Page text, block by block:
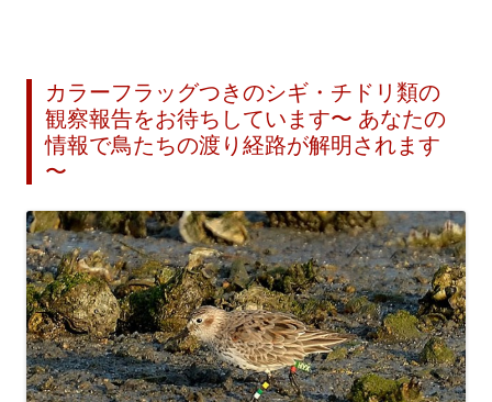
カラーフラッグつきのシギ・チドリ類の
観察報告をお待ちしています〜 あなたの
情報で鳥たちの渡り経路が解明されます
〜